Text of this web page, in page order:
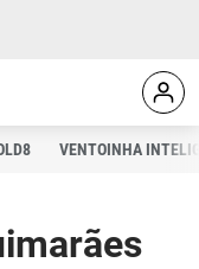
VENTOINHA